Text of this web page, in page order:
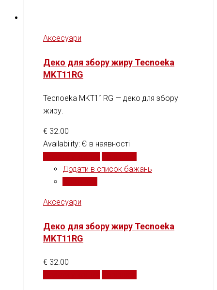
Аксесуари
Деко для збору жиру Tecnoeka
MKT11RG
Tecnoeka MKT11RG — деко для збору
жиру.
€ 32.00
Availability: Є в наявності
Додати в список бажань
Аксесуари
Деко для збору жиру Tecnoeka
MKT11RG
€ 32.00